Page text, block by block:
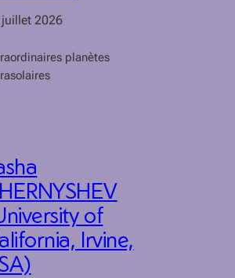
2026
planètes
of
Irvine,